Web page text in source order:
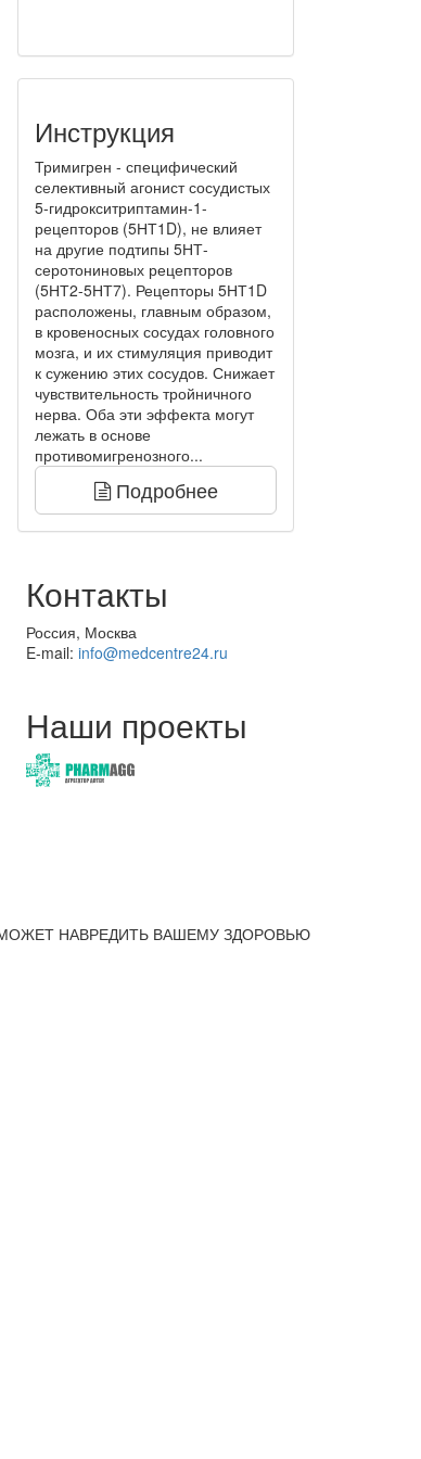
Инструкция
Тримигрен - специфический
селективный агонист сосудистых
5-гидрокситриптамин-1-
рецепторов (5НТ1D), не влияет
на другие подтипы 5НТ-
серотониновых рецепторов
(5НТ2-5НТ7). Рецепторы 5НТ1D
расположены, главным образом,
в кровеносных сосудах головного
мозга, и их стимуляция приводит
к сужению этих сосудов. Снижает
чувствительность тройничного
нерва. Оба эти эффекта могут
лежать в основе
противомигренозного...
Подробнее
Контакты
Россия, Москва
E-mail: info@medcentre24.ru
Наши проекты
НАВРЕДИТЬ ВАШЕМУ ЗДОРОВЬЮ